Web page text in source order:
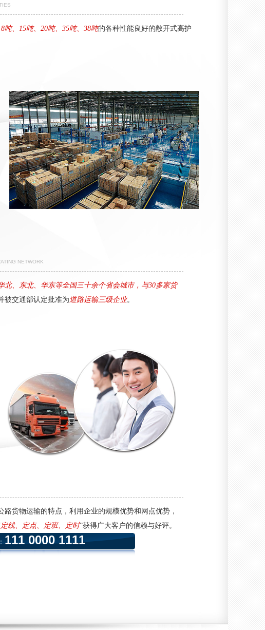
吨、15吨、20吨、35吨、38吨的各种性能良好的敞开式高护
NETWORK
北、东北、华东等全国三十余个省会城市，与30多家货
被交通部认定批准为道路运输三级企业。
路货物运输的特点，利用企业的规模优势和网点优势，
定线、定点、定班、定时”获得广大客户的信赖与好评。
111 0000 1111